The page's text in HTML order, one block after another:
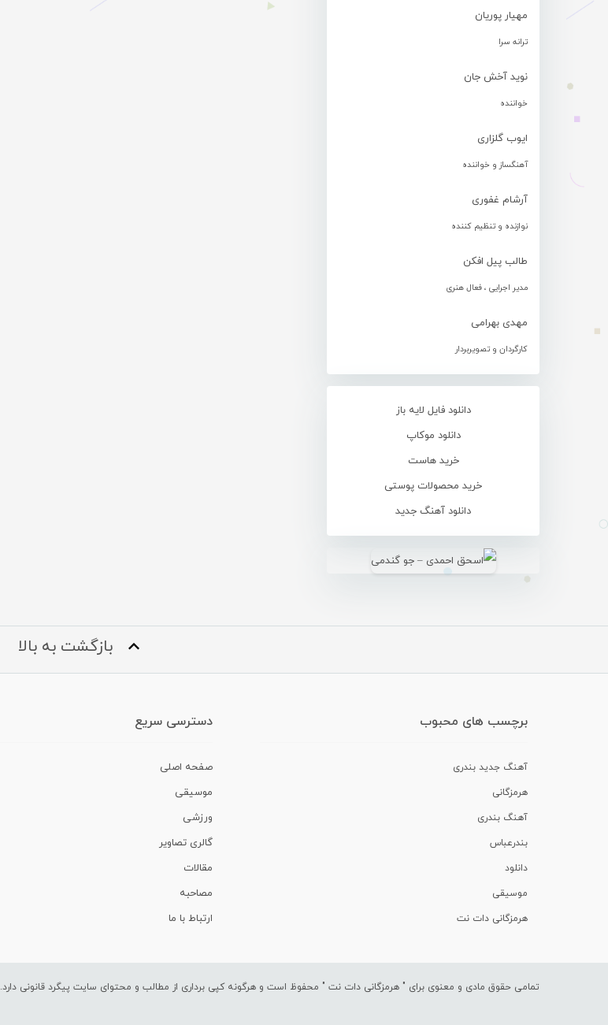
مهیار پوریان
ترانه سرا
نوید آخش جان
خواننده
ایوب گلزاری
آهنگساز و خواننده
آرشام غفوری
نوازنده و تنظیم کننده
طالب پیل افکن
مدیر اجرایی ، فعال هنری
مهدی بهرامی
کارگردان و تصویربردار
دانلود فایل لایه باز
دانلود موکاپ
خرید هاست
خرید محصولات پوستی
دانلود آهنگ جدید
بازگشت به بالا
برچسب های محبوب
آهنگ جدید بندری
هرمزگانی
آهنگ بندری
بندرعباس
دانلود
موسیقی
هرمزگانی دات نت
دسترسی سریع
صفحه اصلی
موسیقی
ورزشی
گالری تصاویر
مقالات
مصاحبه
ارتباط با ما
تمامی حقوق مادی و معنوی برای " هرمزگانی دات نت " محفوظ است و هرگونه کپی برداری از مطالب و محتوای سایت پیگرد قانونی دارد.